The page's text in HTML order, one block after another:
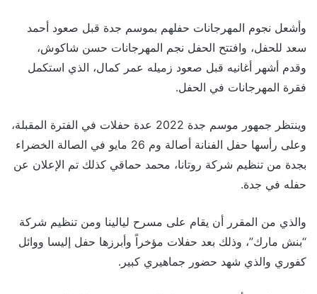
وأشعل نجوم المهرجانات حفلهم بموسم جدة قبل صعود أحمد
سعد للحفل، وافتتح الحفل نجم المهرجانات حسن شاكوش،
وقدم أشهر أغانيه قبل صعود زميله عمر كمال، الذي استكمل
فقرة المهرجانات في الحفل.
وينتظر جمهور موسم جدة 2022 عدة حفلات في الفترة المقبلة،
وعلى رأسها حفل الفنانة أصالة وم 26 مايو في الصالة الخضراء
بجدة من تنظيم شركة روتانا، محمد حماقي كذلك تم الإعلان عن
حفله في جدة.
والذي من المقرر أن يقام على مسرح ليالينا ومن تنظيم شركة
“بنش مارك”، وذلك بعد حفلات مؤخراً وأبرزها حفل إليسا ووائل
كفوري والذي شهد حضور جماهيري كبير.